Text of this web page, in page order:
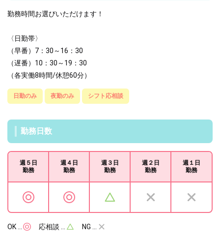
勤務時間お選びいただけます！
〈日勤帯〉
（早番）7：30～16：30
（遅番）10：30～19：30
（各実働8時間/休憩60分）
日勤のみ 夜勤のみ シフト応相談
勤務日数
週５日
勤務
週４日
勤務
週３日
勤務
週２日
勤務
週１日
勤務
OK … 応相談 … NG …